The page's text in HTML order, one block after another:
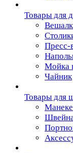
Товары для
Пресс-
Мойка
Чайник
Товары для